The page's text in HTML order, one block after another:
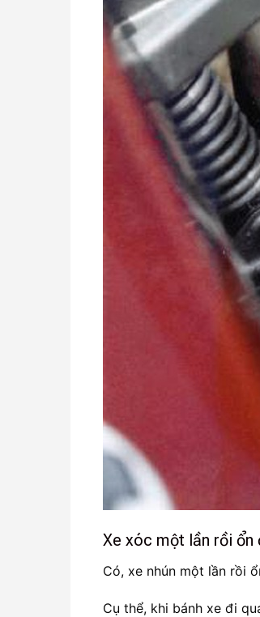
Xe xóc một lần rồi ổn
Có, xe nhún một lần rồi
Cụ thể, khi bánh xe đi